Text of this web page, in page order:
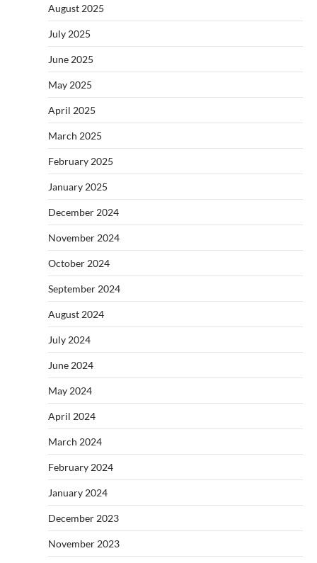
August 2025
July 2025
June 2025
May 2025
April 2025
March 2025
February 2025
January 2025
December 2024
November 2024
October 2024
September 2024
August 2024
July 2024
June 2024
May 2024
April 2024
March 2024
February 2024
January 2024
December 2023
November 2023